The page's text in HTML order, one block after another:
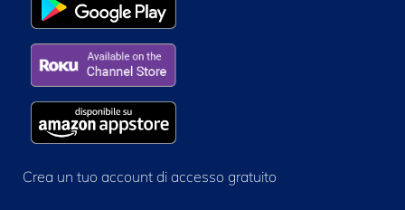
Crea un tuo account di accesso gratuito